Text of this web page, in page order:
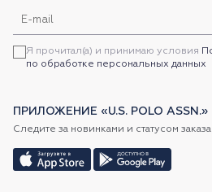
Я прочитал(а) и принимаю условия
по обработке персональных данных
ПРИЛОЖЕНИЕ «U.S. POLO ASSN.»
Следите за новинками и статусом